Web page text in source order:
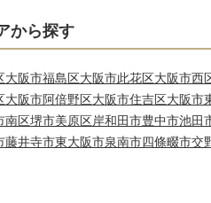
から探す
大阪市福島区大阪市此花区大阪市西
大阪市阿倍野区大阪市住吉区大阪市
南区堺市美原区岸和田市豊中市池田
藤井寺市東大阪市泉南市四條畷市交